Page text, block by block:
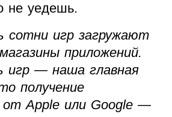
не уедешь.
сотни игр загружают
приложений.
игр — наша главная
получение
от Apple или Google —